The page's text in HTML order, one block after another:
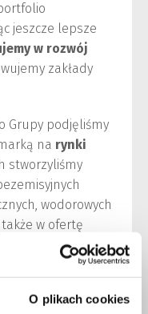
O plikach cookies
jeszcze lepsze
w rozwój
zakłady
Grupy podjęliśmy
na rynki
stworzyliśmy
wodorowych
w ofertę
rozwijając
obsługi